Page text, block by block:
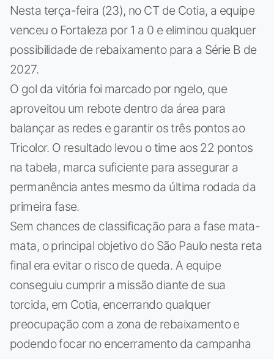
Nesta terça-feira (23), no CT de Cotia, a equipe
venceu o Fortaleza por 1 a 0 e eliminou qualquer
possibilidade de rebaixamento para a Série B de
2027.
O gol da vitória foi marcado por ngelo, que
aproveitou um rebote dentro da área para
balançar as redes e garantir os três pontos ao
Tricolor. O resultado levou o time aos 22 pontos
na tabela, marca suficiente para assegurar a
permanência antes mesmo da última rodada da
primeira fase.
Sem chances de classificação para a fase mata-
mata, o principal objetivo do São Paulo nesta reta
final era evitar o risco de queda. A equipe
conseguiu cumprir a missão diante de sua
torcida, em Cotia, encerrando qualquer
preocupação com a zona de rebaixamento e
podendo focar no encerramento da campanha